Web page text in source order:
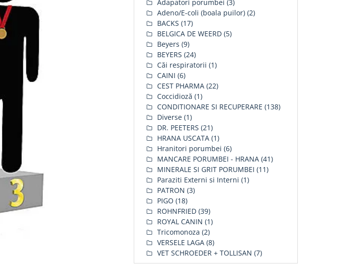
Adapatori porumbei (3)
Adeno/E-coli (boala puilor) (2)
BACKS (17)
BELGICA DE WEERD (5)
Beyers (9)
BEYERS (24)
Căi respiratorii (1)
CAINI (6)
CEST PHARMA (22)
Coccidioză (1)
CONDITIONARE SI RECUPERARE (138)
Diverse (1)
DR. PEETERS (21)
HRANA USCATA (1)
Hranitori porumbei (6)
MANCARE PORUMBEI - HRANA (41)
MINERALE SI GRIT PORUMBEI (11)
Paraziti Externi si Interni (1)
PATRON (3)
PIGO (18)
ROHNFRIED (39)
ROYAL CANIN (1)
Tricomonoza (2)
VERSELE LAGA (8)
VET SCHROEDER + TOLLISAN (7)